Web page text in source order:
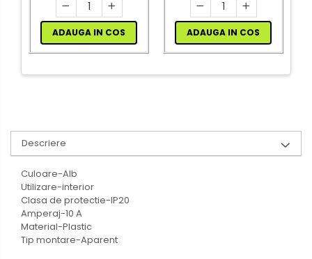
ADAUGA IN COS ADAUGA IN COS
Descriere
Culoare-Alb
Utilizare-interior
Clasa de protectie-IP20
Amperaj-10 A
Material-Plastic
Tip montare-Aparent